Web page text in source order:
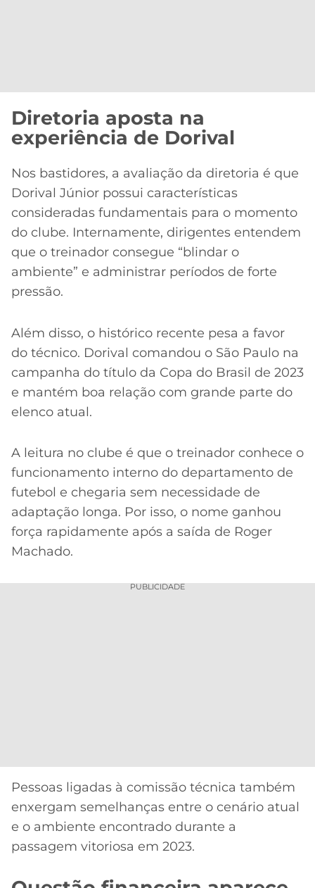
Diretoria aposta na
experiência de Dorival
Nos bastidores, a avaliação da diretoria é que
Dorival Júnior possui características
consideradas fundamentais para o momento
do clube. Internamente, dirigentes entendem
que o treinador consegue “blindar o
ambiente” e administrar períodos de forte
pressão.
Além disso, o histórico recente pesa a favor
do técnico. Dorival comandou o São Paulo na
campanha do título da Copa do Brasil de 2023
e mantém boa relação com grande parte do
elenco atual.
A leitura no clube é que o treinador conhece o
funcionamento interno do departamento de
futebol e chegaria sem necessidade de
adaptação longa. Por isso, o nome ganhou
força rapidamente após a saída de Roger
Machado.
PUBLICIDADE
Pessoas ligadas à comissão técnica também
enxergam semelhanças entre o cenário atual
e o ambiente encontrado durante a
passagem vitoriosa em 2023.